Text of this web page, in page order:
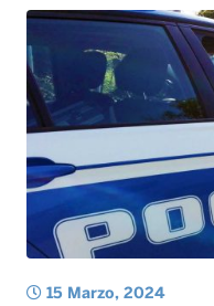
Radio
Battiti Live
Gallery
15 Marzo, 2024